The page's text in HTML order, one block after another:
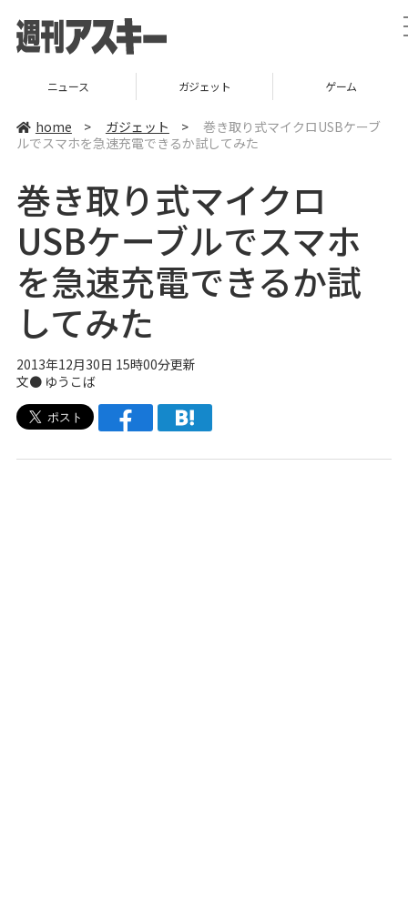
ニュース ガジェット ゲーム
home > ガジェット >
巻き取り式マイクロUSBケーブ
ルでスマホを急速充電できるか試してみた
巻き取り式マイクロ
USBケーブルでスマホ
を急速充電できるか試
してみた
2013年12月30日 15時00分更新
文● ゆうこば